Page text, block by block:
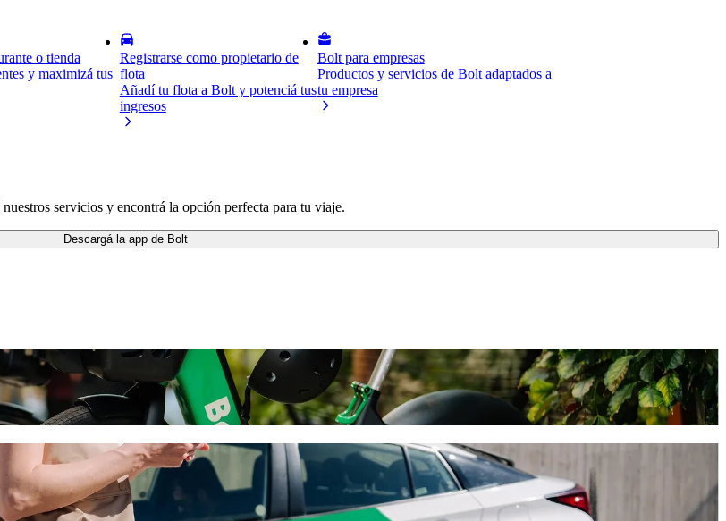
o tienda
y maximizá tus
Registrarse como propietario de
flota
Añadí tu flota a Bolt y potenciá tus
ingresos
Bolt para empresas
Productos y servicios de Bolt adaptados a
tu empresa
servicios y encontrá la opción perfecta para tu viaje.
Descargá la app de Bolt
el servicio de viajes de Bolt
ir a Venus beach. Con Bolt, el viaje suele durar 11 min y cuesta aproximadamente EUR 15,30 EUR. Sea cual sea la